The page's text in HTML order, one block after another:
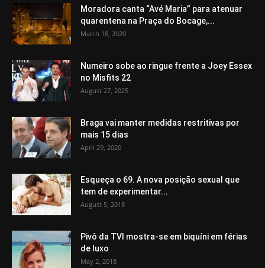
Moradora canta “Avé Maria” para atenuar
quarentena na Praça do Bocage,...
March 18, 2020
Numeiro sobe ao ringue frente a Joey Essex
no Misfits 22
August 27, 2025
Braga vai manter medidas restritivas por
mais 15 dias
April 29, 2020
Esqueça o 69. A nova posição sexual que
tem de experimentar...
August 5, 2018
Pivô da TVI mostra-se em biquíni em férias
de luxo
May 2, 2018